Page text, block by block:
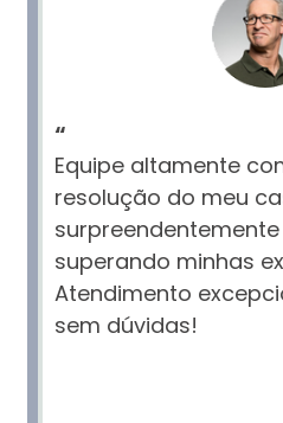
“
Equipe altamente
resolução do meu
superando minhas
Atendimento
sem dúvidas!